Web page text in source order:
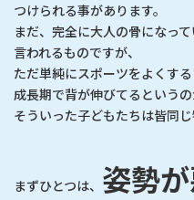
つけられる事があります。
まだ、完全に大人の骨になっ
言われるものですが、
ただ単純にスポーツをよくする
成長期で背が伸びてるというの
そういった子どもたちは皆同じ
まずひとつは、 姿勢